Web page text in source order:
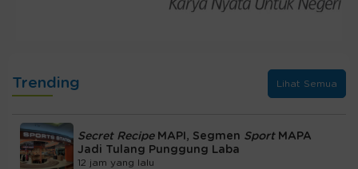
Trending Lihat Semua
Secret RecipeMAPI, Segmen Sport MAPA
Jadi Tulang Punggung Laba
12 jam yang lalu